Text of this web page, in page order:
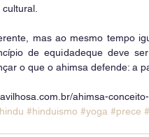
mas ao mesmo tempo
de equidadeque deve
o que o ahimsa defende: a
ahimsa-
#hinduismo #yoga #prece